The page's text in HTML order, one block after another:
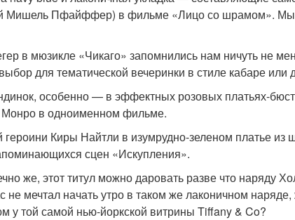
Мишель Пфайффер) в фильме «Лицо со шрамом».
в мюзикле «Чикаго» запомнились нам ничуть не
для тематической вечеринки в стиле кабаре или
особенно — в эффектных розовых платьях-
в одноименном фильме.
Киры Найтли в изумрудно-зеленом платье из
сцен «Искупления».
же, этот титул можно даровать разве что наряду
не мечтал начать утро в таком же лаконичном
у той самой нью-йоркской витрины Tiffany & Co?